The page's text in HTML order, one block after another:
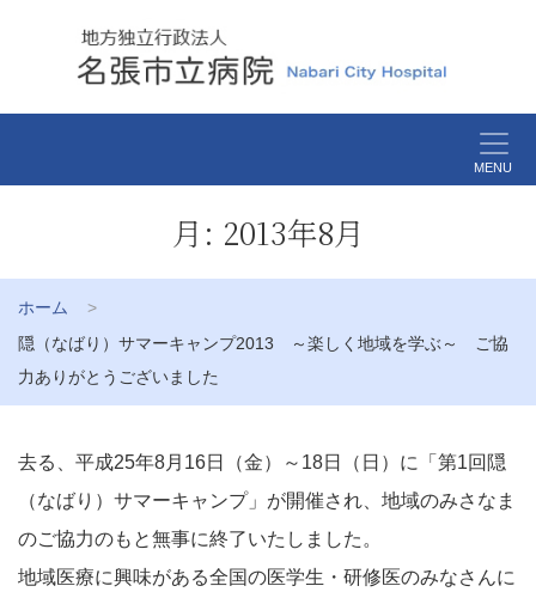
MENU
月: 2013年8月
ホーム
隠（なばり）サマーキャンプ2013 ～楽しく地域を学ぶ～ ご協
力ありがとうございました
去る、平成25年8月16日（金）～18日（日）に「第1回隠
（なばり）サマーキャンプ」が開催され、地域のみさなま
のご協力のもと無事に終了いたしました。
地域医療に興味がある全国の医学生・研修医のみなさんに